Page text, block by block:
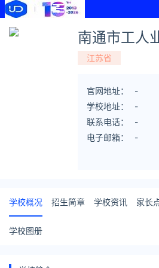
南通市工人
江苏省
官网地址：
-
学校地址：
-
联系电话：
-
电子邮箱：
-
学校概况 招生简章 学校资讯 家长
学校图册